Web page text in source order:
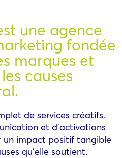
une agence
fondée
marques et
causes
de services créatifs,
et d’activations
un impact positif tangible
qu’elle soutient.